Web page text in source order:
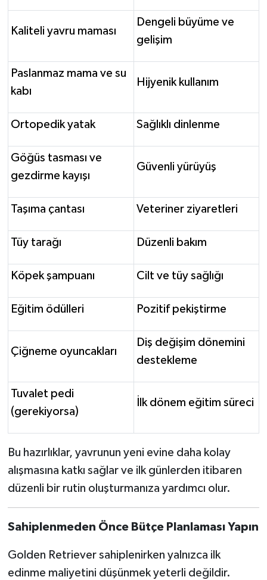
Kaliteli yavru maması
Dengeli büyüme ve
gelişim
Paslanmaz mama ve su
kabı
Hijyenik kullanım
Ortopedik yatak Sağlıklı dinlenme
Göğüs tasması ve
gezdirme kayışı
Güvenli yürüyüş
Taşıma çantası Veteriner ziyaretleri
Tüy tarağı Düzenli bakım
Köpek şampuanı Cilt ve tüy sağlığı
Eğitim ödülleri Pozitif pekiştirme
Çiğneme oyuncakları
Diş değişim dönemini
destekleme
Tuvalet pedi
(gerekiyorsa)
İlk dönem eğitim süreci
Bu hazırlıklar, yavrunun yeni evine daha kolay
alışmasına katkı sağlar ve ilk günlerden itibaren
düzenli bir rutin oluşturmanıza yardımcı olur.
Sahiplenmeden Önce Bütçe Planlaması Yapın
Golden Retriever sahiplenirken yalnızca ilk
edinme maliyetini düşünmek yeterli değildir.